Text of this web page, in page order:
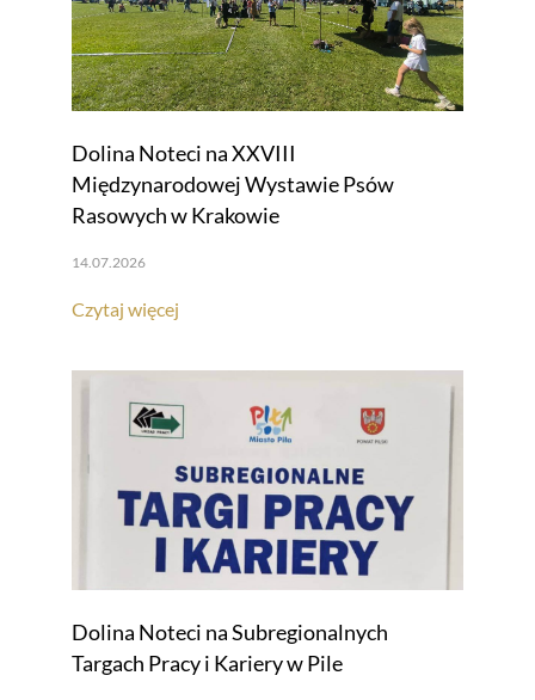
Dolina Noteci na XXVIII
Międzynarodowej Wystawie Psów
Rasowych w Krakowie
14.07.2026
Czytaj więcej
Dolina Noteci na Subregionalnych
Targach Pracy i Kariery w Pile